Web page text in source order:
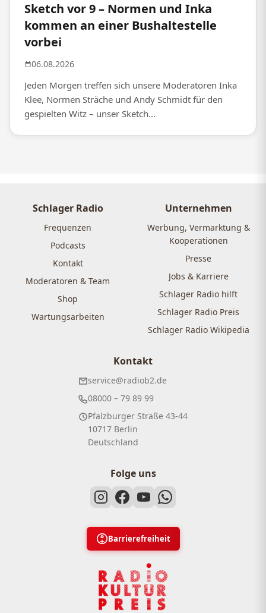
Sketch vor 9 – Normen und Inka
kommen an einer Bushaltestelle
vorbei
06.08.2026
Jeden Morgen treffen sich unsere Moderatoren Inka
Klee, Normen Sträche und Andy Schmidt für den
gespielten Witz – unser Sketch...
Schlager Radio
Frequenzen
Podcasts
Kontakt
Moderatoren & Team
Shop
Wartungsarbeiten
Unternehmen
Werbung, Vermarktung &
Kooperationen
Presse
Jobs & Karriere
Schlager Radio hilft
Schlager Radio Preis
Schlager Radio Wikipedia
Kontakt
service@radiob2.de
08000 – 79 89 99
Pfalzburger Straße 43-44
10717 Berlin
Deutschland
Folge uns
Barrierefreiheit